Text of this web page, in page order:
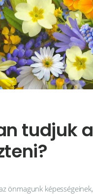
tudjuk
önmagunk